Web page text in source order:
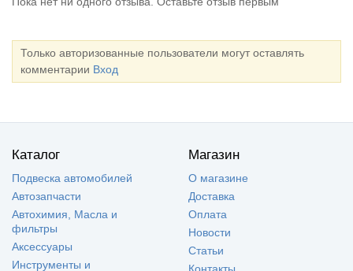
Только авторизованные пользователи могут оставлять
комментарии Вход
Каталог
Подвеска автомобилей
Автозапчасти
Автохимия, Масла и
фильтры
Аксессуары
Инструменты и
Магазин
О магазине
Доставка
Оплата
Новости
Статьи